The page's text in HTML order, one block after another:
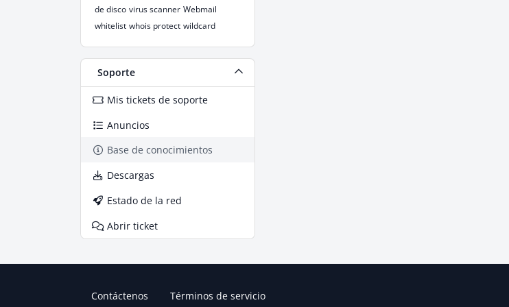
de disco virus scanner Webmail
whitelist whois protect wildcard
Soporte
Mis tickets de soporte
Anuncios
Base de conocimientos
Descargas
Estado de la red
Abrir ticket
Contáctenos Términos de servicio